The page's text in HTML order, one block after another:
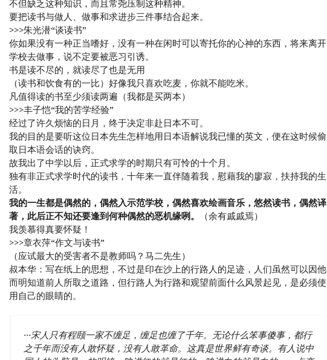
不但缺乏这种知识，而且常尧压制这种精神。
要把读书与做人、做事和求进步三件事结合起来。
>>>朱光潜“谈读书”
你如果没有一种正当嗜好，没有一种在闲时可以寄托你的心神的东西，将来离开
学校去做事，说不定要被恶习引诱。
书是读不尽的，就读尽了也是无用
（读书和饮食有的一比）好像我只喜欢吃麦，你就不能吃米。
凡值得读的书至少须读两遍（我都是买两本）
>>>丰子恺“我的苦学经验”
经过了许久烦恼的日月，终于决定非赴日本不可。
我的目的是要听这位日本先生怎样地用日本语解说我已懂的英文，便在这时候偷
取日本语会话的诀窍。
故我出了中学以后，正式求学的时期只有可怜的十个月。
独有非正式求学时代的读书，十年来一直伴随着我，慰藉我的廖寂，扶持我的生
活。
我的一生都是偶然的，偶然入示范学校，偶然喜欢绘画音乐，悠然读书，偶然译
著，此后正不知还要逢到何种偶然的恶机缘咧。
（余有戚戚焉）
我羡慕得真要怀疑！
>>>章衣萍“作文与读书”
（应试最大的受害者不是教师吗？马二先生）
叔本华：写在纸上的思想，不过是印在沙上的行路人的足迹，人们虽然可以因他
而明知道前人所取之道路，但行路人为行路和观望前面什么风景起见，是必须使
用自己的眼睛的。
···宋人只有程颐一家不缠足，缠足也缠了千年。无论什么笨事傻事，都行
之千年而没有人敢怀疑，没有人敢革命。这真是世界鲜有奇谈。有人说中